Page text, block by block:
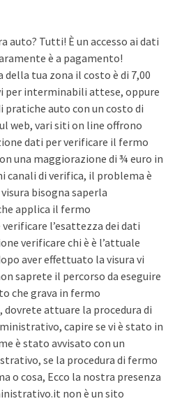
auto? Tutti! È un accesso ai dati
è a pagamento!
tua zona il costo è di 7,00
per interminabili attese, oppure
pratiche auto con un costo di
web, vari siti on line offrono
dati per verificare il fermo
una maggiorazione di ¾ euro in
di verifica, il problema è
bisogna saperla
applica il fermo
l’esattezza dei dati
verificare chi è è l’attuale
aver effettuato la visura vi
saprete il percorso da eseguire
che grava in fermo
attuare la procedura di
capire se vi è stato in
è stato avvisato con un
se la procedura di fermo
cosa, Ecco la nostra presenza
non è un sito